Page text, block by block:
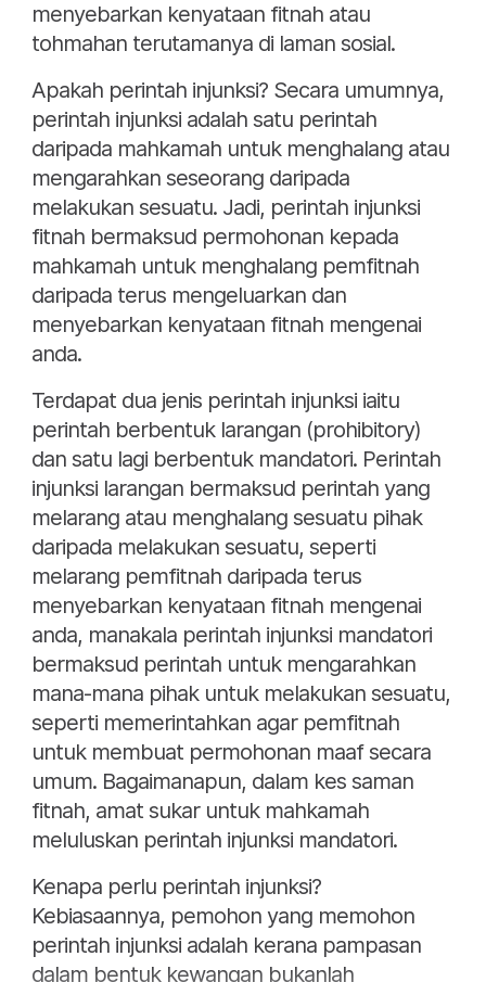
menyebarkan kenyataan fitnah atau
tohmahan terutamanya di laman sosial.
Apakah perintah injunksi? Secara umumnya,
perintah injunksi adalah satu perintah
daripada mahkamah untuk menghalang atau
mengarahkan seseorang daripada
melakukan sesuatu. Jadi, perintah injunksi
fitnah bermaksud permohonan kepada
mahkamah untuk menghalang pemfitnah
daripada terus mengeluarkan dan
menyebarkan kenyataan fitnah mengenai
anda.
Terdapat dua jenis perintah injunksi iaitu
perintah berbentuk larangan (prohibitory)
dan satu lagi berbentuk mandatori. Perintah
injunksi larangan bermaksud perintah yang
melarang atau menghalang sesuatu pihak
daripada melakukan sesuatu, seperti
melarang pemfitnah daripada terus
menyebarkan kenyataan fitnah mengenai
anda, manakala perintah injunksi mandatori
bermaksud perintah untuk mengarahkan
mana-mana pihak untuk melakukan sesuatu,
seperti memerintahkan agar pemfitnah
untuk membuat permohonan maaf secara
umum. Bagaimanapun, dalam kes saman
fitnah, amat sukar untuk mahkamah
meluluskan perintah injunksi mandatori.
Kenapa perlu perintah injunksi?
Kebiasaannya, pemohon yang memohon
perintah injunksi adalah kerana pampasan
dalam bentuk kewangan bukanlah